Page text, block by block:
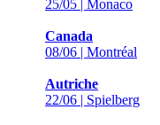
25/05 | Monaco
Canada
08/06 | Montréal
Autriche
22/06 | Spielberg